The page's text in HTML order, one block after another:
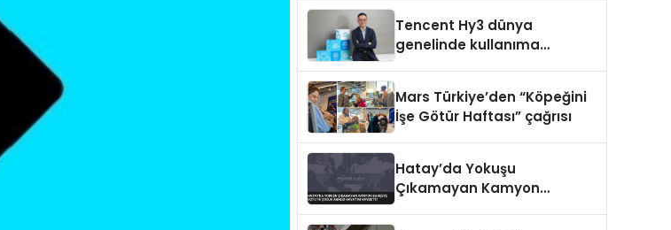
Tencent Hy3 dünya
genelinde kullanıma
Mars Türkiye’den “Köpeğini
İşe Götür Haftası” çağrısı
Hatay’da Yokuşu
Çıkamayan Kamyon